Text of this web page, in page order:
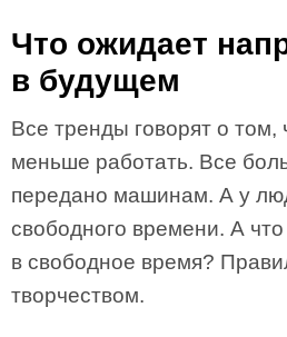
Что ожидает
в будущем
Все тренды говорят о том,
меньше работать. Все
передано машинам. А у
свободного времени. А
в свободное время?
творчеством.